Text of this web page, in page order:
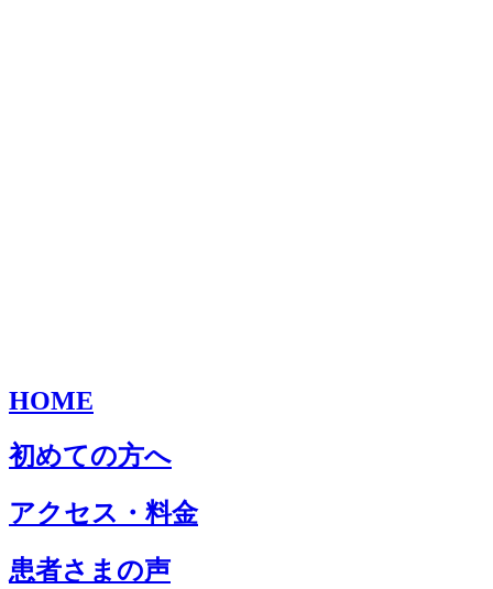
HOME
初めての方へ
アクセス・料金
患者さまの声